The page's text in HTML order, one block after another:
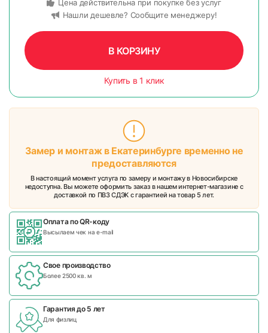
Цена действительна при покупке без услуг
Нашли дешевле? Сообщите менеджеру!
В КОРЗИНУ
Купить в 1 клик
Замер и монтаж в Екатеринбурге временно не
предоставляются
В настоящий момент услуга по замеру и монтажу в Новосибирске
недоступна. Вы можете оформить заказ в нашем интернет-магазине с
доставкой по ПВЗ СДЭК с гарантией на товар 5 лет.
Оплата по QR-коду
Высылаем чек на e-mail
Свое производство
Более 2500 кв. м
Гарантия до 5 лет
Для физлиц